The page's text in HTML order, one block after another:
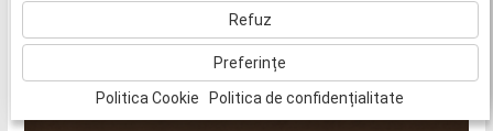
193 - COPPER SHADOW
Refuz
Preferințe
Politica Cookie
Politica de confidențialitate